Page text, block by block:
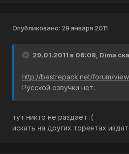
Опубликовано: 29 января 2011
29.01.2011 в 06:08, Dima
http://bestrepack.net/forum/
Русской озвучки нет.
тут никто не раздает :(
искать на других торентах